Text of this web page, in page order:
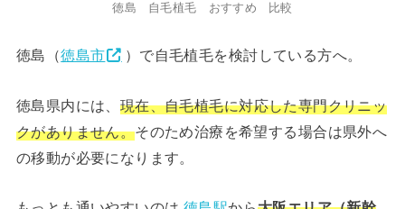
徳島 自毛植毛 おすすめ 比較
徳島（徳島市 ）で自毛植毛を検討している方へ。
徳島県内には、 現在、自毛植毛に対応した専門クリニッ
クがありません。そのため治療を希望する場合は県外へ
の移動が必要になります。